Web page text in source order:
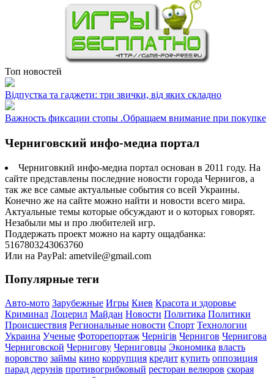
Топ новостей
Відпустка та гаджети: три звички, від яких складно
Важность фиксации стопы .Обращаем внимание при покупке
Черниговский инфо-медиа портал
Черниговкий инфо-медиа портал основан в 2011 году. На
сайте представлены последние новости города Чернигов, а
так же все самые актуальные события со всей Украины.
Конечно же на сайте можно найти и новости всего мира.
Актуальные темы которые обсуждают и о которых говорят.
Незабыли мы и про любителей игр.
Поддержать проект можно на карту ощадбанка:
5167803243063760
Или на PayPal: ametvile@gmail.com
Популярные теги
Авто-мото Зарубежные Игры Киев Красота и здоровье
Криминал Лоцерил Майдан Новости Политика Политики
Происшествия Региональные новости Спорт Технологии
Украина Ученые Фоторепортаж Чернігів Чернигов Чернигова
Черниговской Чернигову Черниговцы Экономика власть
воровство займы кино коррупция кредит купить оппозиция
парад дерунів противогрибковый ресторан велюров скорая